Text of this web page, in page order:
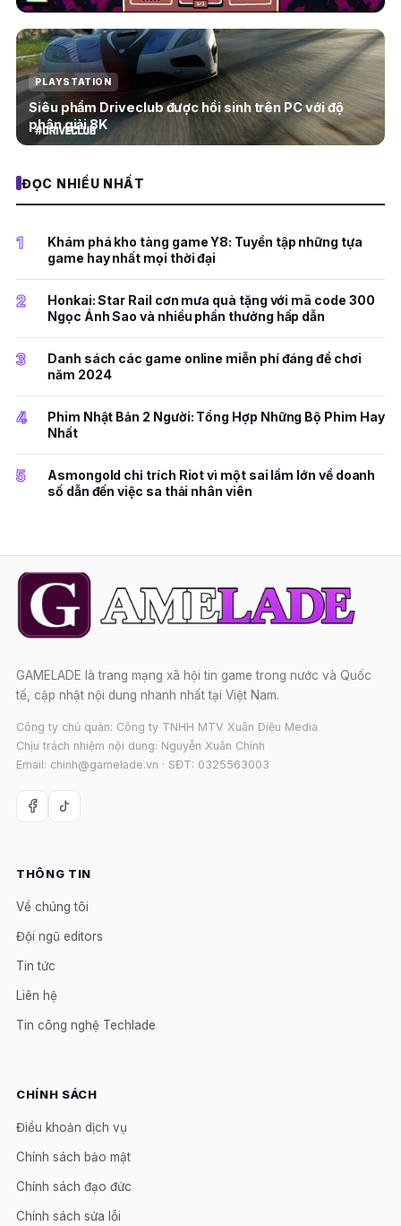
PLAYSTATION
Siêu phẩm Driveclub được hồi sinh trên PC với độ
phân giải 8K
ĐỌC NHIỀU NHẤT
1
Khám phá kho tàng game Y8: Tuyển tập những tựa
game hay nhất mọi thời đại
2
Honkai: Star Rail cơn mưa quà tặng với mã code 300
Ngọc Ánh Sao và nhiều phần thưởng hấp dẫn
3
Danh sách các game online miễn phí đáng để chơi
năm 2024
4
Phim Nhật Bản 2 Người: Tổng Hợp Những Bộ Phim Hay
Nhất
5
Asmongold chỉ trích Riot vì một sai lầm lớn về doanh
số dẫn đến việc sa thải nhân viên
GAMELADE là trang mạng xã hội tin game trong nước và Quốc
tế, cập nhật nội dung nhanh nhất tại Việt Nam.
Công ty chủ quản: Công ty TNHH MTV Xuân Diệu Media
Chịu trách nhiệm nội dung: Nguyễn Xuân Chính
Email: chinh@gamelade.vn · SĐT: 0325563003
THÔNG TIN
Về chúng tôi
Đội ngũ editors
Tin tức
Liên hệ
Tin công nghệ Techlade
CHÍNH SÁCH
Điều khoản dịch vụ
Chính sách bảo mật
Chính sách đạo đức
Chính sách sửa lỗi